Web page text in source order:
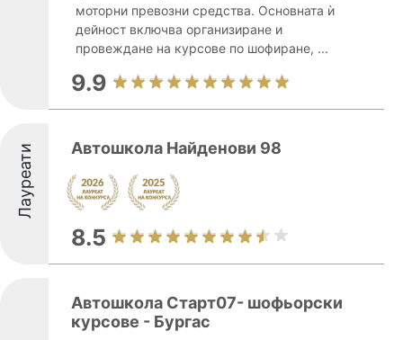
моторни превозни средства. Основната ѝ
дейност включва организиране и
провеждане на курсове по шофиране, ...
9.9
Лауреати Автошкола Найденови 98
8.5
Автошкола Старт07- шофьорски
курсове - Бургас